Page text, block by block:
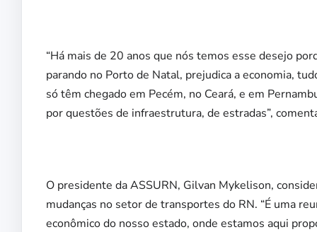
“Há mais de 20 anos que nós temos esse desejo
parando no Porto de Natal, prejudica a economia,
só têm chegado em Pecém, no Ceará, e em
por questões de infraestrutura, de estradas”,
O presidente da ASSURN, Gilvan Mykelison,
mudanças no setor de transportes do RN. “É uma
econômico do nosso estado, onde estamos aqui